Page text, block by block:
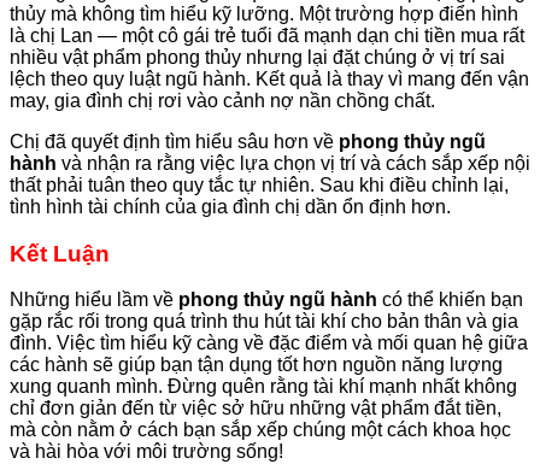
thủy mà không tìm hiểu kỹ lưỡng. Một trường hợp điển hình
là chị Lan — một cô gái trẻ tuổi đã mạnh dạn chi tiền mua rất
nhiều vật phẩm phong thủy nhưng lại đặt chúng ở vị trí sai
lệch theo quy luật ngũ hành. Kết quả là thay vì mang đến vận
may, gia đình chị rơi vào cảnh nợ nần chồng chất.
Chị đã quyết định tìm hiểu sâu hơn về phong thủy ngũ
hành và nhận ra rằng việc lựa chọn vị trí và cách sắp xếp nội
thất phải tuân theo quy tắc tự nhiên. Sau khi điều chỉnh lại,
tình hình tài chính của gia đình chị dần ổn định hơn.
Kết Luận
Những hiểu lầm về phong thủy ngũ hành có thể khiến bạn
gặp rắc rối trong quá trình thu hút tài khí cho bản thân và gia
đình. Việc tìm hiểu kỹ càng về đặc điểm và mối quan hệ giữa
các hành sẽ giúp bạn tận dụng tốt hơn nguồn năng lượng
xung quanh mình. Đừng quên rằng tài khí mạnh nhất không
chỉ đơn giản đến từ việc sở hữu những vật phẩm đắt tiền,
mà còn nằm ở cách bạn sắp xếp chúng một cách khoa học
và hài hòa với môi trường sống!